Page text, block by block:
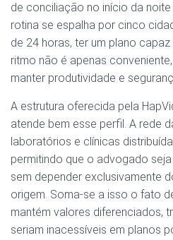
de conciliação no início da noite
rotina se espalha por cinco
de 24 horas, ter um plano
ritmo não é apenas
manter produtividade e
A estrutura oferecida pela
atende bem esse perfil. A rede
laboratórios e clínicas
permitindo que o advogado
sem depender exclusivamente
origem. Soma-se a isso o fato
mantém valores diferenciados,
seriam inacessíveis em planos